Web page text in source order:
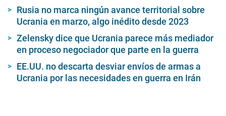
Rusia no marca ningún avance territorial sobre
Ucrania en marzo, algo inédito desde 2023
Zelensky dice que Ucrania parece más mediador
en proceso negociador que parte en la guerra
EE.UU. no descarta desviar envíos de armas a
Ucrania por las necesidades en guerra en Irán